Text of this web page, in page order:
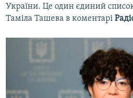
України. Це один єдиний
Таміла Ташева в коментарі